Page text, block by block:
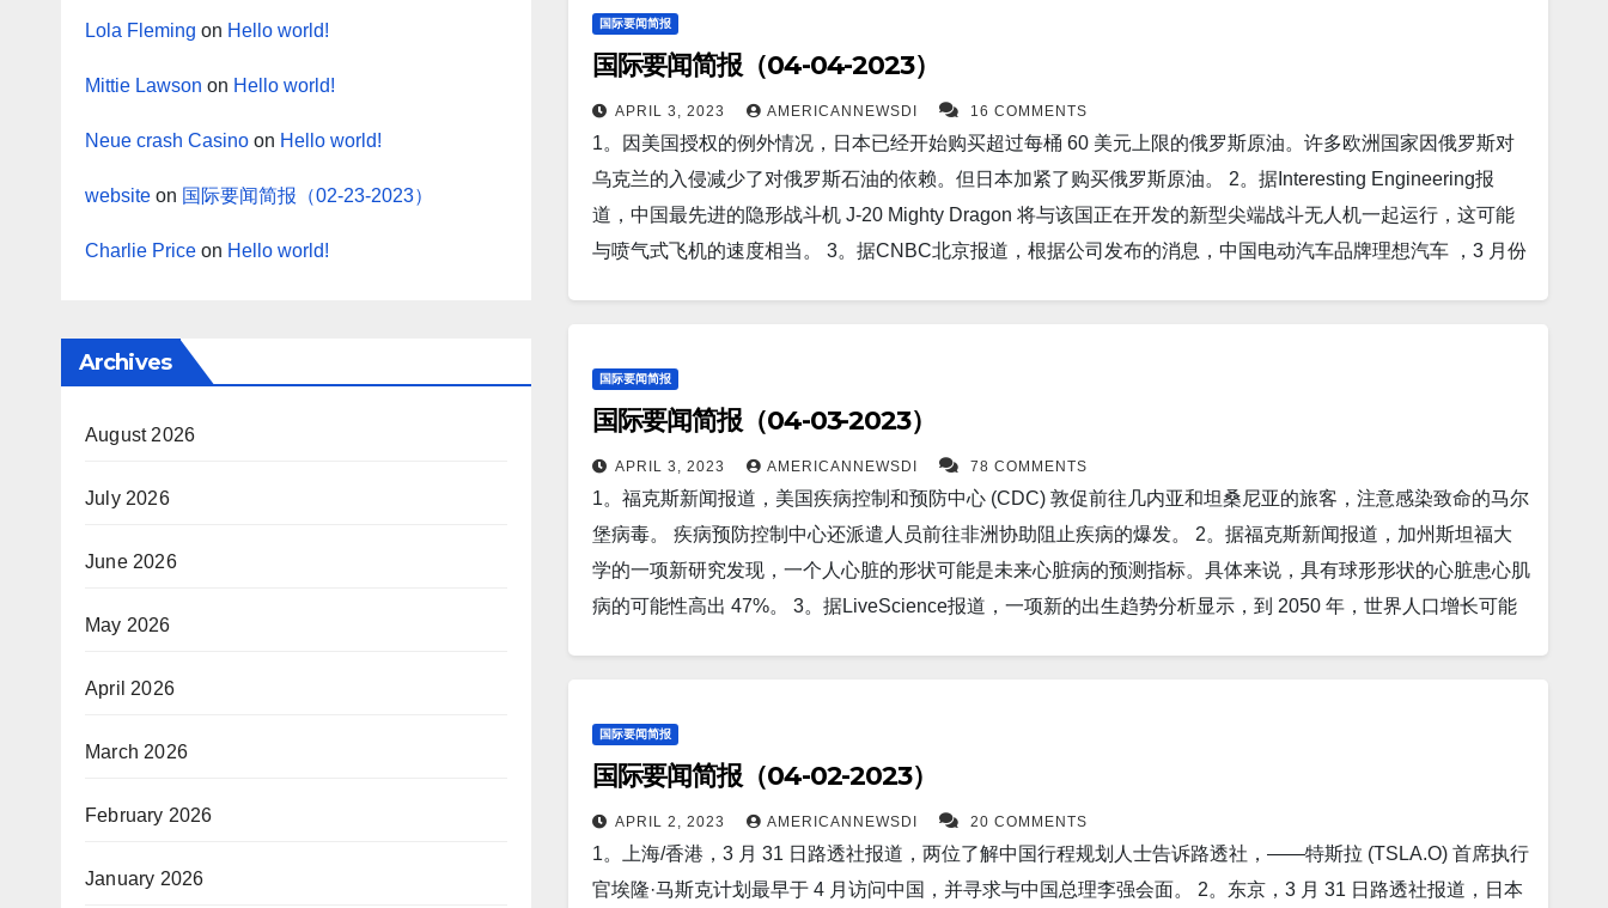
Lola Fleming on Hello world!
Mittie Lawson on Hello world!
Neue crash Casino on Hello world!
website on 国际要闻简报（02-23-2023）
Charlie Price on Hello world!
Archives
August 2026
July 2026
June 2026
May 2026
April 2026
March 2026
February 2026
January 2026
军事联盟的正式成员。 15。据路透社报道，钢铁边境是乌克兰希望在未来几周或几个月内对俄罗斯占领者进行
反攻时使用的八个新的风暴旅之一，共有 40,000 名士兵。 以下为华人服务广告区： 衷心感谢大家的支持！ 顾
震帝 2023日，4月，6号。
国国家主席习近平，敦促他帮助控制跨太平洋运输的合成阿片类药物芬太尼。 6。据BBC报道，印度对中国试图
重新命名东北部阿鲁纳恰尔邦的地方做出了强烈反应，并表示“完全拒绝”此举。印度外交部发言人阿林达姆·巴奇
周二表示，该地区一直是，并将永远是“印度不可分割的一部分”。 7。北京，4 月 4 日路透社报道，中国外交部
周二表示，中国已经明确表示，无人驾驶民用飞艇飞越美国领土是一起意外且孤立的事件。”中方反对歪曲和炒
作这一事件，”发言人毛宁在新闻发布会上回答五角大楼的提问时表示，五角大楼无法证实中国今年早些时候从
气球上收集了实时数据。 8。据Business 报道，中国可能已经主导了世界稀土金属供应链。数字证明了这一
点。 但目前其他国家已经提高了自己的产量，中国对稀土生产的控制已经下滑。 其在全球矿业产量中所占的份
敌人。 11。据Technology 报道，维也纳科技大学的科学家发明了一种基于陶瓷材料的新型氧离子电池化学。 如
果它降解，它可以再生，因此它可能具有极长的寿命。此外，它不需要任何稀有元素并且不可燃。 对于大型储
能系统，这可能是一个最佳解决方案。 12。布鲁塞尔，4 月 4 日路透社报道，芬兰于周二正式成为北约成员
国，完成了由俄罗斯入侵乌克兰引发的历史性安全政策转变。芬兰外交部长佩卡·哈维斯托在布鲁塞尔北约总部
向美国国务卿安东尼·布林肯递交了一份正式文件，从而完成了加入程序。 13。据Military 报道，马里兰州国家
港口——诺斯罗普格鲁曼公司、洛克希德马丁公司的臭鼬工厂和雷神情报与航天公司正在联手竞标海军的下一代
的第一个样本。 15。华盛顿美联社报道，美国官员表示，美国将向乌克兰提供约 5 亿美元的弹药和设备，并将
势。 以下为华人服务广告区： 衷心感谢大家的支持！ 顾震帝 2023日，4月，5号。
国际要闻简报
国际要闻简报（04-04-2023）
APRIL 3, 2023 AMERICANNEWSDI 16 COMMENTS
1。因美国授权的例外情况，日本已经开始购买超过每桶 60 美元上限的俄罗斯原油。许多欧洲国家因俄罗斯对
乌克兰的入侵减少了对俄罗斯石油的依赖。但日本加紧了购买俄罗斯原油。 2。据Interesting Engineering报
道，中国最先进的隐形战斗机 J-20 Mighty Dragon 将与该国正在开发的新型尖端战斗无人机一起运行，这可能
与喷气式飞机的速度相当。 3。据CNBC北京报道，根据公司发布的消息，中国电动汽车品牌理想汽车 ，3 月份
争以来两国外交官之间罕见的一次通话。 5。东京路透社报道，日本首相岸田文雄周一表示，政府将继续强烈要
求北京方面早日释放一名在中国被拘留的安斯泰来制药员工并进行领事探视。 6。路透首尔 4 月 3 日 报道，韩
国国防部表示，韩国、美国和日本的海军将从周一开始举行为期两天的反潜演习，以更好地对抗朝鲜不断发展的
核能力和导弹能力。 7。北京，4 月 3 日路透社报道，周一的一项私人调查显示，由于一系列支持政策推动
了 14 个被调查城市的需求全面回升，中国 3 月份的新房销售大幅增长。 8。据欧洲地中海地震中
心 (EMSC) 称，俄罗斯远东堪察加半岛东海岸附近发生里氏 6.6 级地震。 9。据Newsweek 报道，俄罗斯前指挥
官伊戈尔吉尔金周日警告说，俄罗斯总统弗拉基米尔普京在乌克兰作战的部队正在走向军事“失败”。 10。世界标
交部周一宣布，欧盟委员会主席乌尔苏拉·冯德莱恩将于 4 月 5 日至 7 日访问中国，此前她曾表示欧盟与北京的
关系已经变得紧张。 13。据Business 报道，印度政府宣布将促进使用本国货币卢比进行国际交易的结算。 作
为 4 月 1 日实施的对外贸易政策框架的一部分，该国推出了这项措施，以促进对美元贬值国家的支付。 14。马
尼拉，4 月 3 日路透社报道，菲律宾周一确定美国将可以进入的另外四个军事基地。这是两国之间数十年历史联
国际要闻简报
国际要闻简报（04-03-2023）
APRIL 3, 2023 AMERICANNEWSDI 78 COMMENTS
1。福克斯新闻报道，美国疾病控制和预防中心 (CDC) 敦促前往几内亚和坦桑尼亚的旅客，注意感染致命的马尔
堡病毒。 疾病预防控制中心还派遣人员前往非洲协助阻止疾病的爆发。 2。据福克斯新闻报道，加州斯坦福大
学的一项新研究发现，一个人心脏的形状可能是未来心脏病的预测指标。具体来说，具有球形形状的心脏患心肌
病的可能性高出 47%。 3。据LiveScience报道，一项新的出生趋势分析显示，到 2050 年，世界人口增长可能
地复制。 而今天，特斯拉计划在中国建立一个新的 Megapack 工厂。 6。华盛顿声称莫斯科正寻求从朝鲜采购
武器，以食品供应和其他必要商品为交换。据情报来源提供给拜登政府的证据，克里姆林宫将派代表团前往平壤
谈判达成协议。 7。据 RadarOnline.com 获悉，弗拉基米尔·普京 将再动员近 150,000 名俄罗斯军人进入乌克
兰。 8。据Markets Insider 报道，3 月份，美元兑其他主要货币下跌 2.57%，抹去了 2 月份的大部分涨
幅。 自 10 月以来，美元指数已下跌 8.8%。 9。由于俄罗斯入侵乌克兰而受到西方制裁，俄罗斯的经济正在遭
国际要闻简报
国际要闻简报（04-02-2023）
APRIL 2, 2023 AMERICANNEWSDI 20 COMMENTS
1。上海/香港，3 月 31 日路透社报道，两位了解中国行程规划人士告诉路透社，——特斯拉 (TSLA.O) 首席执行
官埃隆·马斯克计划最早于 4 月访问中国，并寻求与中国总理李强会面。 2。东京，3 月 31 日路透社报道，日本